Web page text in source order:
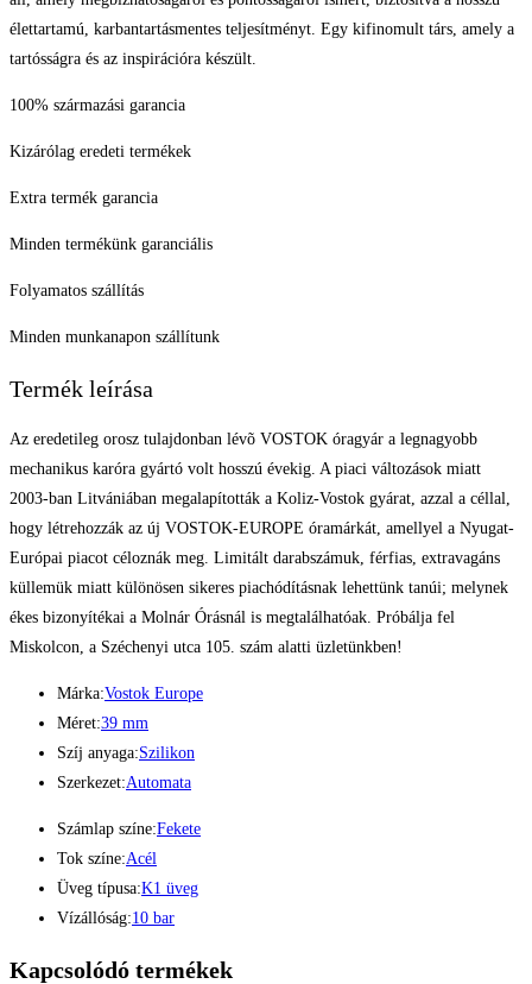
élettartamú, karbantartásmentes teljesítményt. Egy kifinomult társ, amely a
tartósságra és az inspirációra készült.
100% származási garancia
Kizárólag eredeti termékek
Extra termék garancia
Minden termékünk garanciális
Folyamatos szállítás
Minden munkanapon szállítunk
Termék leírása
Az eredetileg orosz tulajdonban lévõ VOSTOK óragyár a legnagyobb
mechanikus karóra gyártó volt hosszú évekig. A piaci változások miatt
2003-ban Litvániában megalapították a Koliz-Vostok gyárat, azzal a céllal,
hogy létrehozzák az új VOSTOK-EUROPE óramárkát, amellyel a Nyugat-
Európai piacot céloznák meg. Limitált darabszámuk, férfias, extravagáns
küllemük miatt különösen sikeres piachódításnak lehettünk tanúi; melynek
ékes bizonyítékai a Molnár Órásnál is megtalálhatóak. Próbálja fel
Miskolcon, a Széchenyi utca 105. szám alatti üzletünkben!
Márka:Vostok Europe
Méret:39 mm
Szíj anyaga:Szilikon
Szerkezet:Automata
Számlap színe:Fekete
Tok színe:Acél
Üveg típusa:K1 üveg
Vízállóság:10 bar
Kapcsolódó termékek